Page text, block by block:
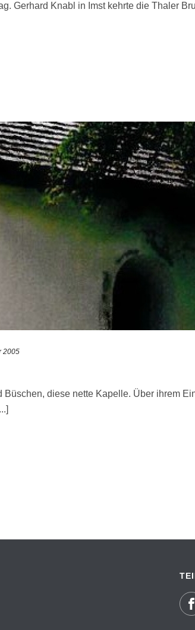
Gerhard Knabl in Imst kehrte die Thaler
2005
diese nette Kapelle. Über ihrem